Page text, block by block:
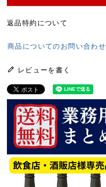
返品特約について
商品についてのお問い合わせ
レビューを書く